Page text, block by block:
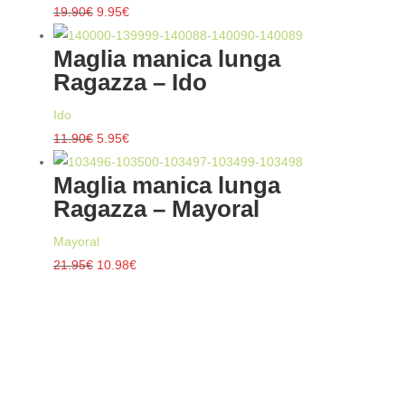
19.90€ Il
prezzo
originale
era:
9.95€Il
prezzo
attuale
è:
Maglia manica lunga
Ragazza – Ido
Ido
11.90€ Il
prezzo
originale
era:
5.95€Il
prezzo
attuale
è:
Maglia manica lunga
Ragazza – Mayoral
Mayoral
21.95€ Il10.98€Il